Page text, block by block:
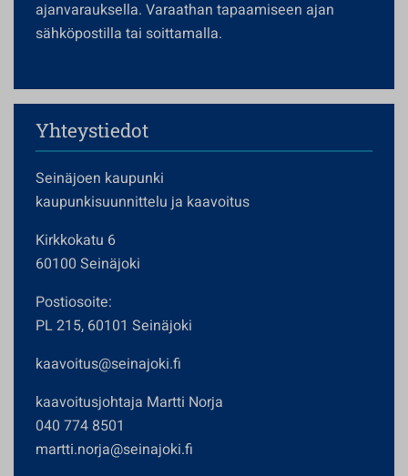
ajanvarauksella. Varaathan tapaamiseen ajan
sähköpostilla tai soittamalla.
Yhteystiedot
Seinäjoen kaupunki
kaupunkisuunnittelu ja kaavoitus
Kirkkokatu 6
60100 Seinäjoki
Postiosoite:
PL 215, 60101 Seinäjoki
kaavoitus@seinajoki.fi
kaavoitusjohtaja Martti Norja
040 774 8501
martti.norja@seinajoki.fi